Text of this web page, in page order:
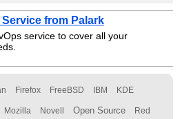
Service from Palark
service to cover all your
Firefox FreeBSD IBM KDE
Mozilla Novell Open Source Red